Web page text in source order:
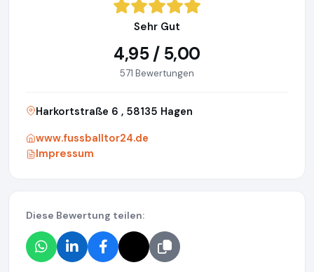
Sehr Gut
4,95 / 5,00
571 Bewertungen
Harkortstraße 6 , 58135 Hagen
www.fussballtor24.de
Impressum
Diese Bewertung teilen: